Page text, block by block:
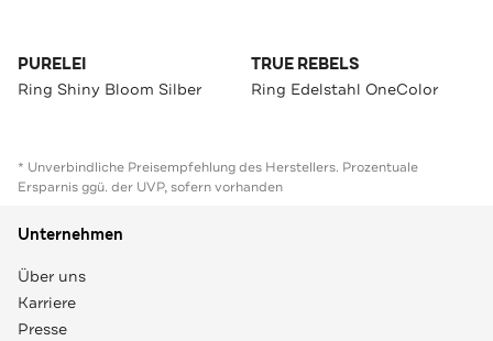
PURELEI
Ring Shiny Bloom Silber
TRUE REBELS
Ring Edelstahl OneColor
* Unverbindliche Preisempfehlung des Herstellers. Prozentuale
Ersparnis ggü. der UVP, sofern vorhanden
Unternehmen
Über uns
Karriere
Presse